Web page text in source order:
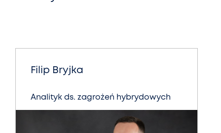
Filip Bryjka
Analityk ds. zagrożeń hybrydowych